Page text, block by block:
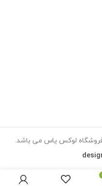
لوکس یاس می باشد.